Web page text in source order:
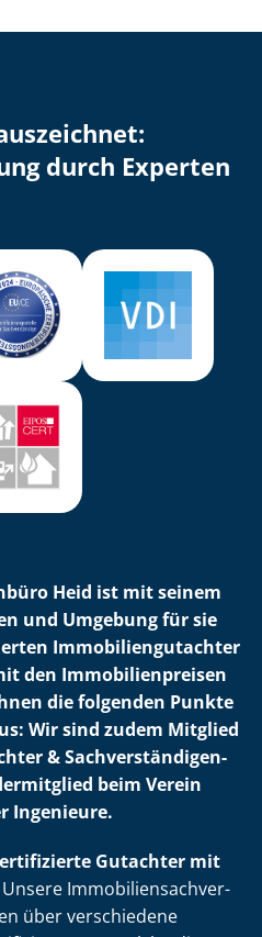
durch Experten
Heid ist mit seinem
und Umgebung für sie
Im­mo­bi­li­en­gut­ach­ter
den Im­mo­bi­li­en­prei­sen
die folgenden Punkte
Wir sind zudem Mitglied
& Sach­ver­stän­di­gen­
beim Verein
Ingenieure.
Gutachter mit
Unsere Im­mo­bi­li­en­sach­ver­
über verschiedene